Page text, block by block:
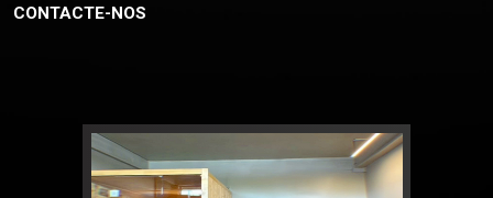
CONTACTE-NOS